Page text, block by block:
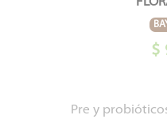
$
Pre y